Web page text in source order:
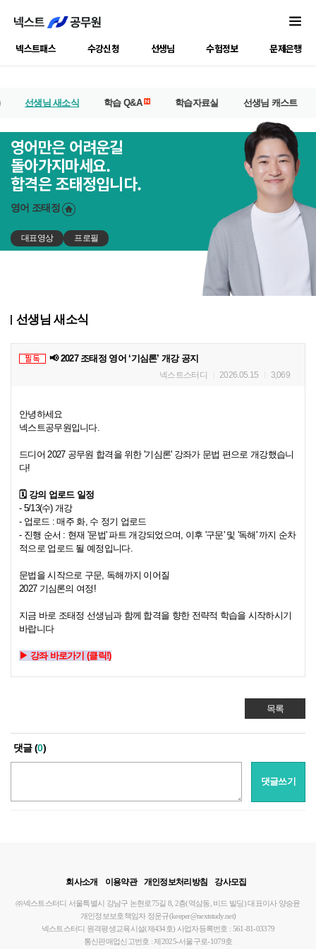
넥스트패스 수강신청 선생님 수험정보 문제은행
선생님 새소식 학습 Q&A 학습자료실 선생님 캐스트
영어만은 어려운길
돌아가지마세요.
합격은 조태정입니다.
영어 조태정
대표영상 프로필
선생님 새소식
📢 2027 조태정 영어 ‘기심론’ 개강 공지
넥스트스터디 2026.05.15 3,069
안녕하세요
넥스트공무원입니다.
드디어 2027 공무원 합격을 위한 '기심론' 강좌가 문법 편으로 개강했습니
다!
🗓️ 강의 업로드 일정
- 5/13(수) 개강
- 업로드 : 매주 화, 수 정기 업로드
- 진행 순서 : 현재 '문법' 파트 개강되었으며, 이후 '구문' 및 '독해' 까지 순차
적으로 업로드 될 예정입니다.
문법을 시작으로 구문, 독해까지 이어질
2027 기심론의 여정!
지금 바로 조태정 선생님과 함께 합격을 향한 전략적 학습을 시작하시기
바랍니다
▶ 강좌 바로가기 (클릭!)
목록
댓글 (0)
댓글쓰기
회사소개 이용약관 개인정보처리방침 강사모집
㈜넥스트스터디 서울특별시 강남구 논현로75길 8, 2층(역삼동, 비드 빌딩)대표이사 양승윤
개인정보보호책임자 정운규(keeper@nextstudy.net)
넥스트스터디 원격평생교육시설(제434호) 사업자등록번호 : 561-81-03379
통신판매업신고번호 : 제2025-서울구로-1079호